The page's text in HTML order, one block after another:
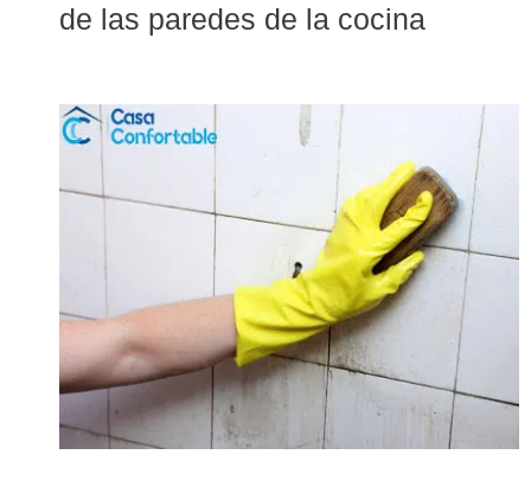
de las paredes de la cocina